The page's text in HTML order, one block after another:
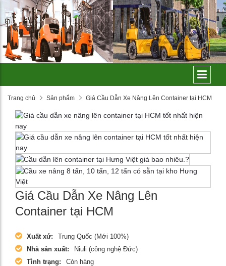
Trang chủ Sản phẩm Giá Cầu Dẫn Xe Nâng Lên Container tại HCM
Giá Cầu Dẫn Xe Nâng Lên
Container tại HCM
Xuất xứ:
Trung Quốc (Mới 100%)
Nhà sản xuất:
Niuli (công nghệ Đức)
Tình trạng:
Còn hàng